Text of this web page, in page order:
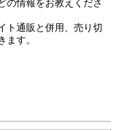
の情報をお教えくださ
ト通販と併用、売り切
す。